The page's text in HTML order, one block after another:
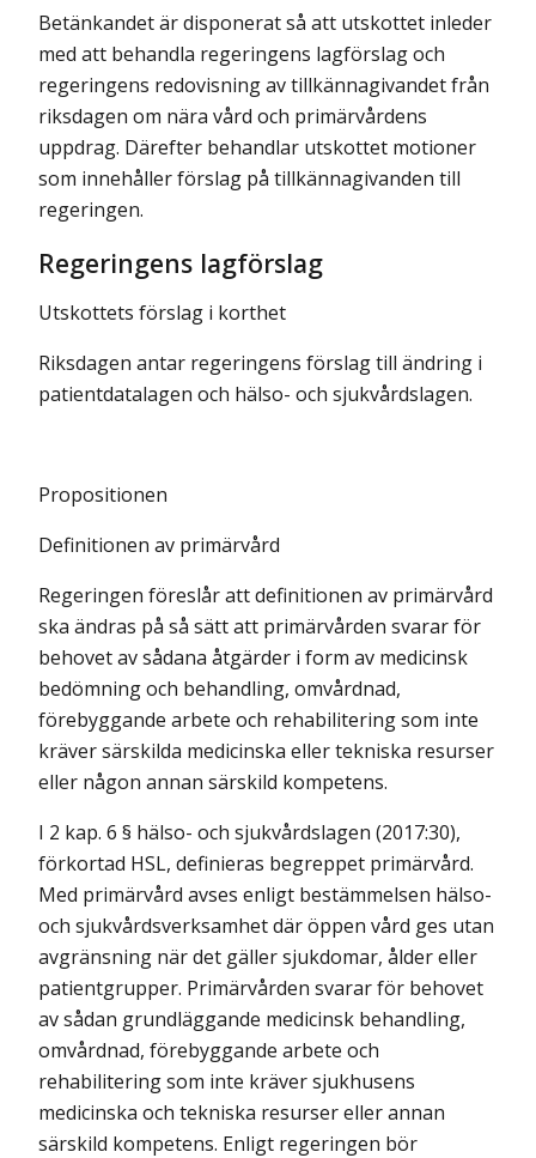
Betänkandet är disponerat så att utskottet inleder
med att behandla regeringens lagförslag och
regeringens redovisning av tillkännagivandet från
riksdagen om nära vård och primärvårdens
uppdrag. Därefter behandlar utskottet motioner
som innehåller förslag på tillkännagivanden till
regeringen.
Regeringens lagförslag
Utskottets förslag i korthet
Riksdagen antar regeringens förslag till ändring i
patientdatalagen och hälso- och sjukvårdslagen.
Propositionen
Definitionen av primärvård
Regeringen föreslår att definitionen av primärvård
ska ändras på så sätt att pri­mär­vården svarar för
behovet av sådana åtgärder i form av medicinsk
bedöm­ning och behandling, omvårdnad,
förebyggande arbete och rehabilitering som inte
kräver särskilda medicinska eller tekniska resurser
eller någon annan särskild kompetens.
I 2 kap. 6 § hälso- och sjukvårdslagen (2017:30),
förkortad HSL, definieras begreppet primärvård.
Med primärvård avses enligt bestämmelsen hälso-
och sjukvårdsverksamhet där öppen vård ges utan
avgränsning när det gäller sjukdomar, ålder eller
patientgrupper. Primärvården svarar för behovet
av sådan grundläggande medicinsk behandling,
omvårdnad, förebyggande arbete och
rehabilitering som inte kräver sjukhusens
medicinska och tekniska resurser eller annan
särskild kompetens. Enligt regeringen bör